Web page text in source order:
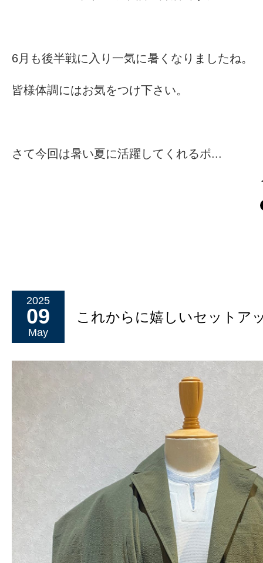
6月も後半戦に入り一気に暑くなりましたね。
皆様体調にはお気をつけ下さい。
さて今回は暑い夏に活躍してくれるポ...
2025
09
May
これからに嬉しいセットア